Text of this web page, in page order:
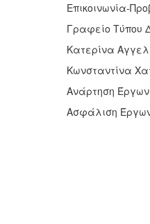
Επικοινωνία-
Γραφείο Τύπου
Κατερίνα
Κωνσταντίνα
Ανάρτηση
Ασφάλιση